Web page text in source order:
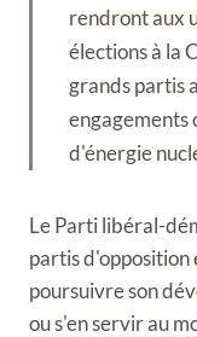
rendront aux
élections à la
grands partis
engagements
d'énergie
Le Parti libéral-
partis d'opposition
poursuivre son
ou s'en servir au